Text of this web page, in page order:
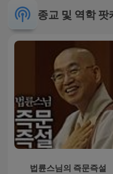
종교 및 역학 팟
법륜스님의 즉문즉설